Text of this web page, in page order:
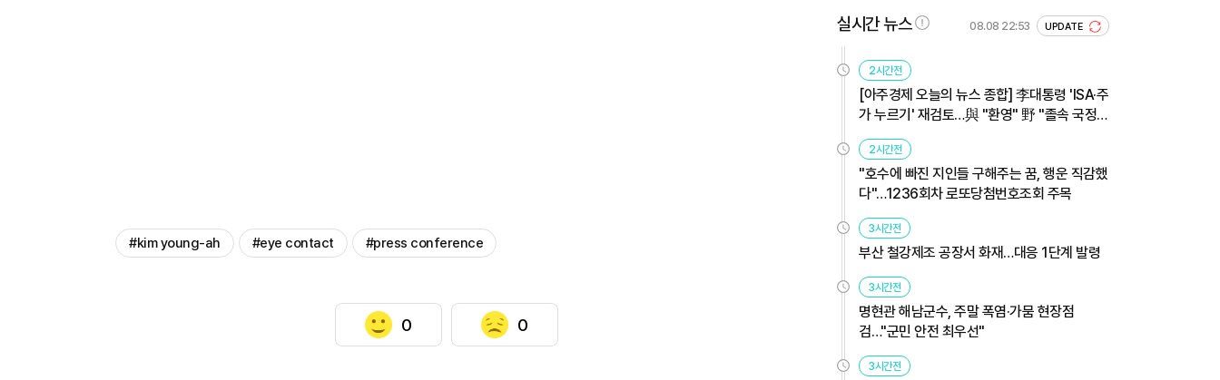
#kim young-ah #eye contact #press conference
0 0
실시간 뉴스 08.08 22:53 UPDATE
2시간전
[아주경제 오늘의 뉴스 종합] 李대통령 'ISA·주
가 누르기' 재검토…與 "환영" 野 "졸속 국정"
外
2시간전
"호수에 빠진 지인들 구해주는 꿈, 행운 직감했
다"…1236회차 로또당첨번호조회 주목
3시간전
부산 철강제조 공장서 화재…대응 1단계 발령
3시간전
명현관 해남군수, 주말 폭염·가뭄 현장점
검…"군민 안전 최우선"
3시간전